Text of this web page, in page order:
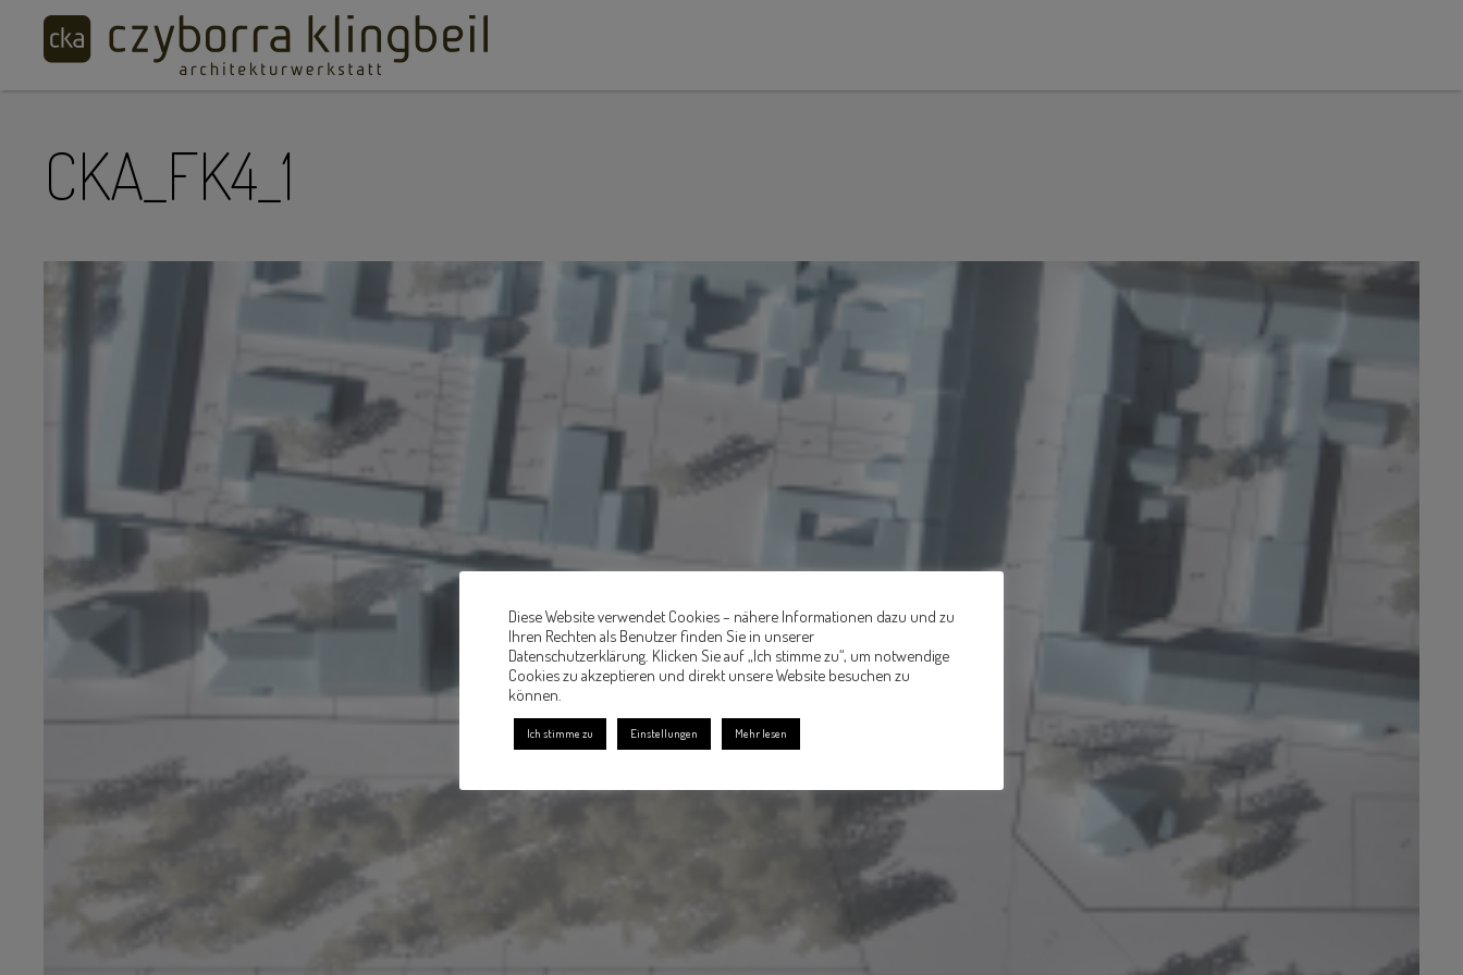
CKA_FK4_1
Diese Website verwendet Cookies – nähere Informationen dazu und zu
Ihren Rechten als Benutzer finden Sie in unserer
Datenschutzerklärung. Klicken Sie auf „Ich stimme zu“, um notwendige
Cookies zu akzeptieren und direkt unsere Website besuchen zu
können.
Ich stimme zu Einstellungen Mehr lesen